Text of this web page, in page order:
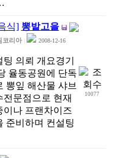
식] 뽕밭고을
코리아
2008-12-16
팅 의뢰 개요경기
율동공원에 단독
뽕잎 해산물 샤브
전문점으로 현재
이나 프랜차이즈
준비하며 컨설팅
10077